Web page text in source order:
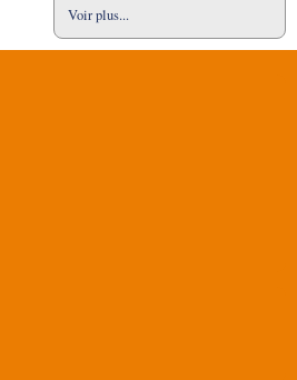
Voir plus...